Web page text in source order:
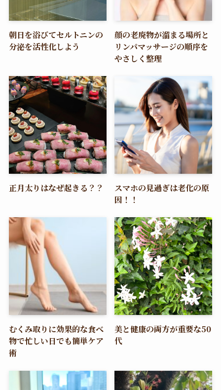
朝日を浴びてセルトニンの
分泌を活性化しよう
顔の老廃物が溜まる場所と
リンパマッサージの順序を
やさしく整理
正月太りはなぜ起きる？？
スマホの見過ぎは老化の原
因！！
むくみ取りに効果的な食べ
物で忙しい日でも簡単ケア
術
美と健康の両方が重要な50
代